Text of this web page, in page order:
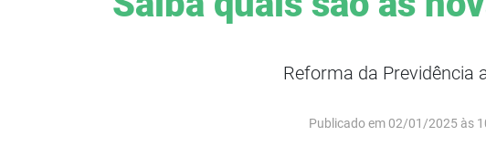
Reforma da Previdência
Publicado em 02/01/2025 às